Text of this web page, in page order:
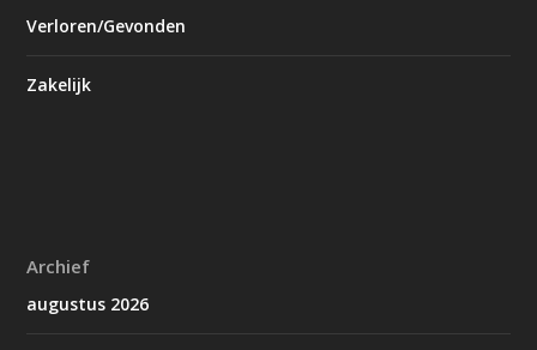
Verloren/Gevonden
Zakelijk
Archief
augustus 2026